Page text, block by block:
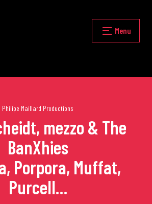
Fermer
concerts
Menu
Philipe Maillard Productions
mezzo & The
BanXhies
Porpora, Muffat,
Purcell…